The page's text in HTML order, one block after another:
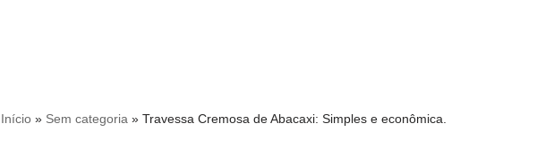
Início» Sem categoria » Travessa Cremosa de Abacaxi: Simples e econômica.